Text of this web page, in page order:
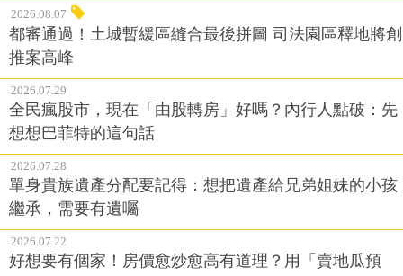
2026.08.07
都審通過！土城暫緩區縫合最後拼圖 司法園區釋地將創
推案高峰
2026.07.29
全民瘋股市，現在「由股轉房」好嗎？內行人點破：先
想想巴菲特的這句話
2026.07.28
單身貴族遺產分配要記得：想把遺產給兄弟姐妹的小孩
繼承，需要有遺囑
2026.07.22
好想要有個家！房價愈炒愈高有道理？用「賣地瓜預